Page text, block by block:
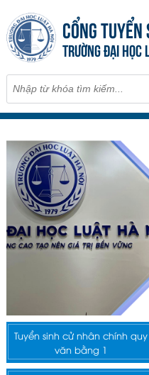
CỔNG
TRƯỜNG ĐẠI HỌC
Tuyển sinh cử nhân chính quy
văn bằng 1